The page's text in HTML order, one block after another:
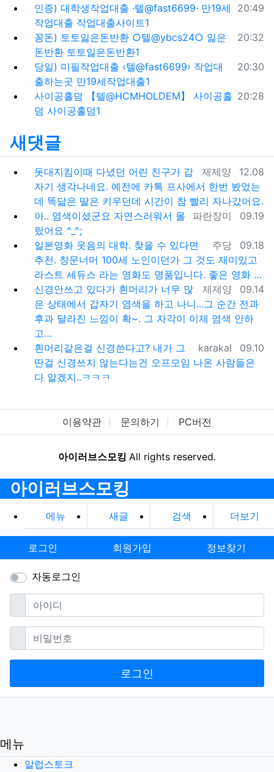
등록일
20:49
인증) 대학생작업대출 ·텔@fast6699· 만19세
작업대출 작업대출사이트1
등록일
20:32
꽁돈) 토토잃은돈반환 ○텔@ybcs24○ 잃은
돈반환 토토잃은돈반환1
등록일
20:30
당일) 미필작업대출 ‹텔@fast6699› 작업대
출하는곳 만19세작업대출1
등록일
20:28
사이공홀덤 【텔@HCMHOLDEM】 사이공홀
덤 사이공홀덤1
새댓글
등록자
제제양 등록일
12.08
돗대지킴이때 다녔던 어린 친구가 갑
자기 생각나네요. 예전에 카톡 프사에서 한번 봤었는
데 똑닮은 딸은 키우던데 시간이 참 빨리 자나갔어요.
등록자
파란장미 등록일
09.19
아.. 염색이셨군요 자연스러워서 몰
랐어요 ^_^;
등록자
주당 등록일
09.18
일본영화 웃음의 대학. 찾을 수 있다면
추천. 창문너머 100세 노인이던가 그 것도 재미있고
라스트 세듀스 라는 영화도 명품입니다. 좋은 영화 …
등록자
제제양 등록일
09.14
신경안쓰고 있다가 흰머리가 너무 많
은 상태에서 갑자기 염색을 하고 나니...그 순간 전과
후과 달라진 느낌이 확~. 그 자각이 이제 염색 안하
고…
등록자
karakal 등록일
09.10
흰머리같은걸 신경쓴다고? 내가 그
딴걸 신경쓰지 않는다는건 오프모임 나온 사람들은
다 알겠지..ㅋㅋㅋ
이용약관 문의하기 PC버전
아이러브스모킹 All rights reserved.
아이러브스모킹
메뉴 새글 검색 더보기
로그인 회원가입 정보찾기
자동로그인
아이디필수
비밀번호필수
로그인
메뉴
알럽스토크